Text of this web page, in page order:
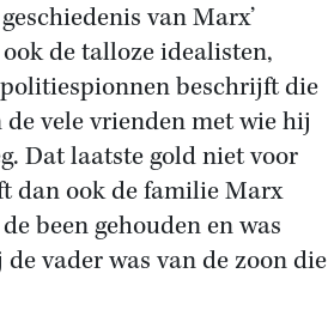
van Marx’
de talloze idealisten,
beschrijft die
vele vrienden met wie hij
Dat laatste gold niet voor
dan ook de familie Marx
been gehouden en was
vader was van de zoon die